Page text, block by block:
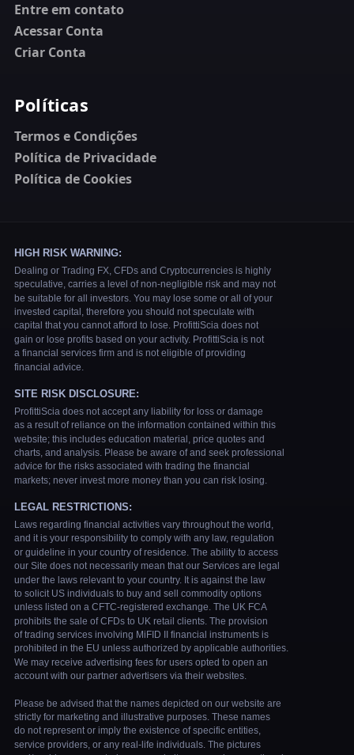
Entre em contato
Acessar Conta
Criar Conta
Políticas
Termos e Condições
Política de Privacidade
Política de Cookies